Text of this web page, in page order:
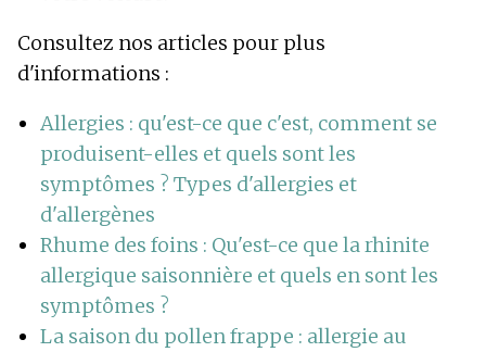
Consultez nos articles pour plus
d'informations :
Allergies : qu'est-ce que c'est, comment se
produisent-elles et quels sont les
symptômes ? Types d'allergies et
d'allergènes
Rhume des foins : Qu'est-ce que la rhinite
allergique saisonnière et quels en sont les
symptômes ?
La saison du pollen frappe : allergie au